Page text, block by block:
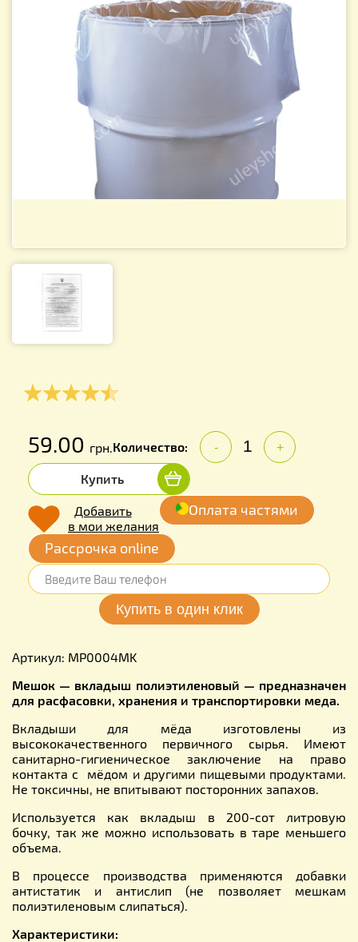
59.00 грн.Количество: - +
Купить
Добавить
в мои желания
Оплата частями
Рассрочка online
Артикул: MP0004MK
Мешок — вкладыш полиэтиленовый — предназначен
для расфасовки, хранения и транспортировки меда.
Вкладыши для мёда изготовлены из
высококачественного первичного сырья. Имеют
санитарно-гигиеническое заключение на право
контакта с мёдом и другими пищевыми продуктами.
Не токсичны, не впитывают посторонних запахов.
Используется как вкладыш в 200-сот литровую
бочку, так же можно использовать в таре меньшего
объема.
В процессе производства применяются добавки
антистатик и антислип (не позволяет мешкам
полиэтиленовым слипаться).
Характеристики: